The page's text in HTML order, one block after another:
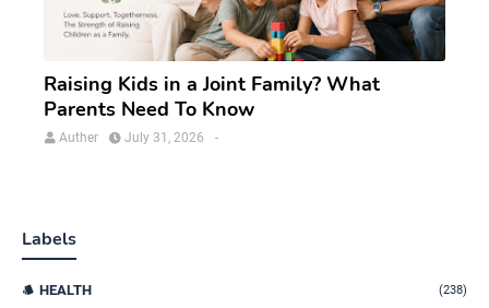
Raising Kids in a Joint Family? What
Parents Need To Know
Auther -
July 31, 2026
Labels
HEALTH (238)